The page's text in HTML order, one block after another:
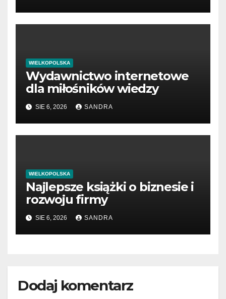
WIELKOPOLSKA
Wydawnictwo internetowe
dla miłośników wiedzy
SIE 6, 2026 SANDRA
WIELKOPOLSKA
Najlepsze książki o biznesie i
rozwoju firmy
SIE 6, 2026 SANDRA
Dodaj komentarz